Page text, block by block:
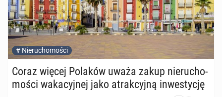
# Nieruchomości
Coraz więcej Polaków uważa zakup nie­ru­cho­
mo­ści wa­ka­cyj­nej jako atrak­cyj­ną in­we­sty­cję